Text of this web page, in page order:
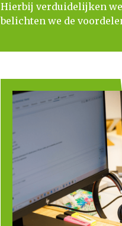
​​​​​​​Hierbij verduidelijken
belichten we de